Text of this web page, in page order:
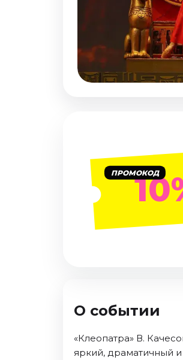
Октябрь 2026
ПРОМОКОД
О событии
«Клеопатра» В.
яркий, драматичный